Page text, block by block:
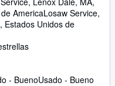
AmericaLosaw Service,
Estados Unidos de
- BuenoUsado - Bueno